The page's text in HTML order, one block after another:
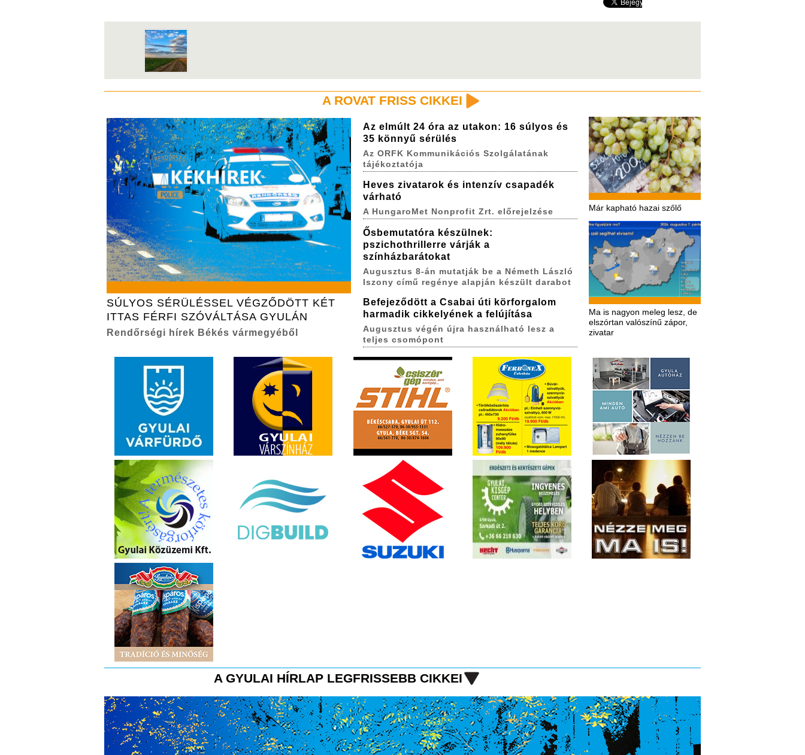
A ROVAT FRISS CIKKEI
SÚLYOS SÉRÜLÉSSEL VÉGZŐDÖTT KÉT
ITTAS FÉRFI SZÓVÁLTÁSA GYULÁN
Rendőrségi hírek Békés vármegyéből
Már kapható hazai szőlő
Ma is nagyon meleg lesz, de
elszórtan valószínű zápor,
zivatar
Az elmúlt 24 óra az utakon: 16 súlyos és
35 könnyű sérülés
Az ORFK Kommunikációs Szolgálatának
tájékoztatója
Heves zivatarok és intenzív csapadék
várható
A HungaroMet Nonprofit Zrt. előrejelzése
Ősbemutatóra készülnek:
pszichothrillerre várják a
színházbarátokat
Augusztus 8-án mutatják be a Németh László
Iszony című regénye alapján készült darabot
Befejeződött a Csabai úti körforgalom
harmadik cikkelyének a felújítása
Augusztus végén újra használható lesz a
teljes csomópont
A GYULAI HÍRLAP LEGFRISSEBB CIKKEI